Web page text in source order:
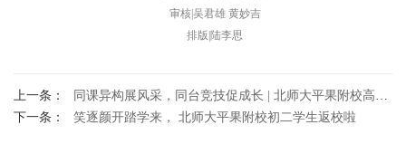
审核|吴君雄 黄妙吉
排版|陆李思
上一条：
同课异构展风采，同台竞技促成长 | 北师大平果附校高中部举行首届“木铎杯”同课异构大赛
下一条：
笑逐颜开踏学来， 北师大平果附校初二学生返校啦